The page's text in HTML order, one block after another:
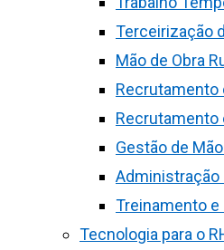
Terceirização
Mão de Obra
Recrutamento
Recrutamento
Gestão de
Administração
Treinamento e
Tecnologia para o